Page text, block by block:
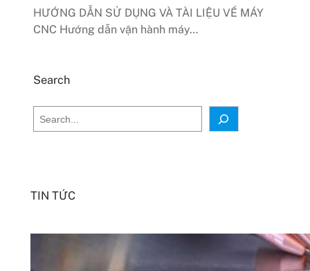
HƯỚNG DẪN SỬ DỤNG VÀ TÀI LIỆU VỀ MÁY
CNC Hướng dẫn vận hành máy…
Search
e
h
TIN TỨC